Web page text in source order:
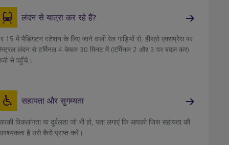
लंदन से यात्रा कर रहे हैं?
15 में पैडिंगटन स्टेशन के लिए जाने वाली रेल गाड़ियों से, हीथ्रो एक्सप्रेस पर
लंदन से टर्मिनल 4 केवल 30 मिनट में (टर्मिनल 2 और 3 पर बदल कर)
से पहुँचे।
सहायता और सुगम्यता
विकलांगता या दुर्बलता जो भी हो, पता लगाएं कि आपको जिस सहायता की
है उसे कैसे प्राप्त करें।